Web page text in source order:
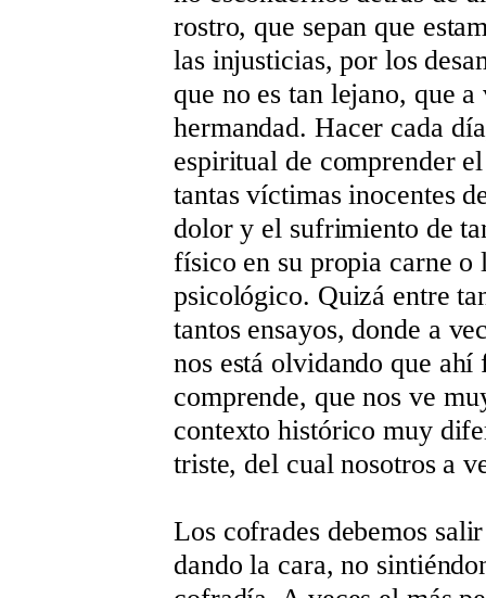
rostro, que sepan que
las injusticias, por los
que no es tan lejano, que
hermandad. Hacer cada
espiritual de comprender
tantas víctimas inocentes
dolor y el sufrimiento de
físico en su propia carne
psicológico. Quizá entre
tantos ensayos, donde a
nos está olvidando que
comprende, que nos ve
contexto histórico muy
triste, del cual nosotros a
Los cofrades debemos
dando la cara, no